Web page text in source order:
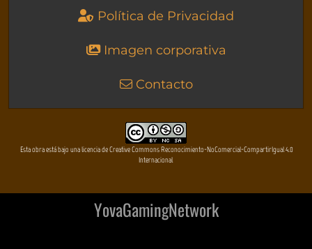
Política de Privacidad
Imagen corporativa
Contacto
Esta obra está bajo una licencia de Creative Commons Reconocimiento-NoComercial-CompartirIgual 4.0
Internacional
YovaGamingNetwork